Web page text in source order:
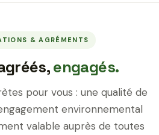
& AGRÉMENTS
engagés.
pour vous : une qualité de
environnemental
valable auprès de toutes